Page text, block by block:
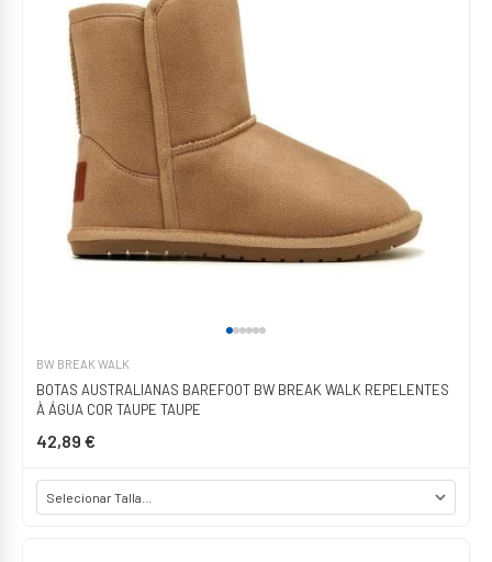
BW BREAK WALK
BOTAS AUSTRALIANAS BAREFOOT BW BREAK WALK REPELENTES
À ÁGUA COR TAUPE TAUPE
42,89 €